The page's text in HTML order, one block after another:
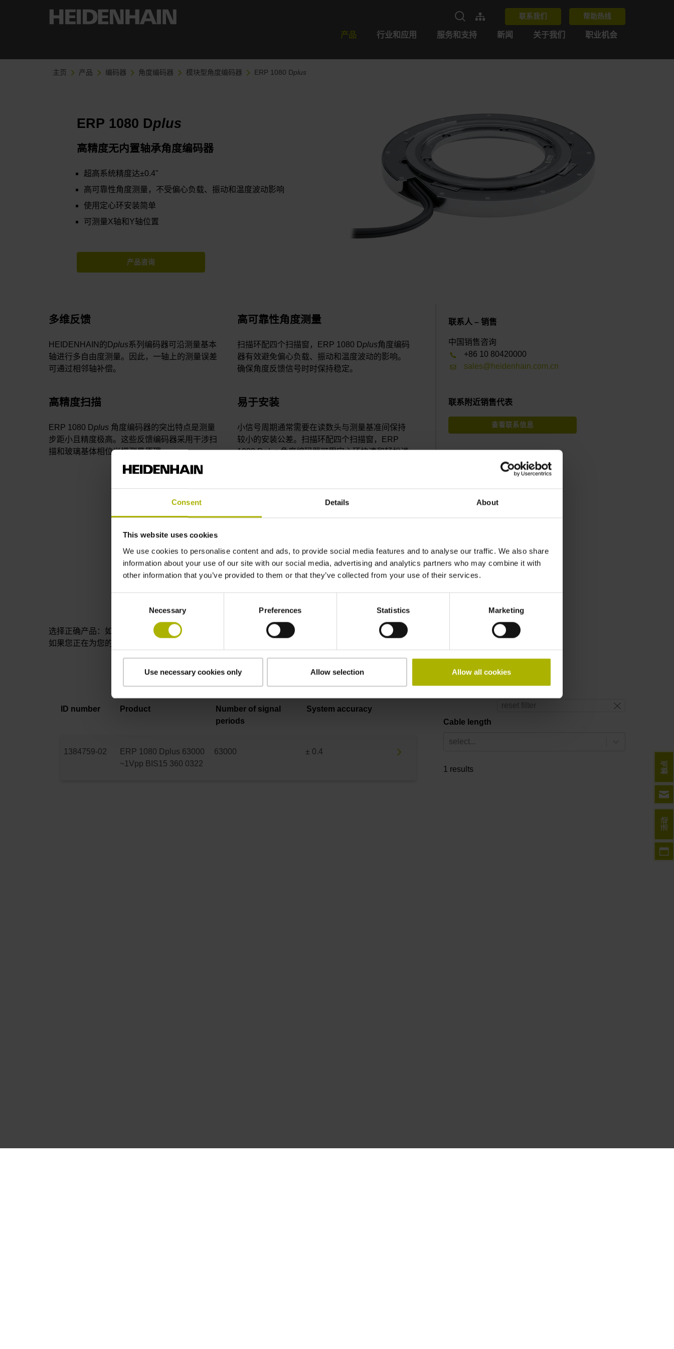
Consent Details About
This website uses cookies
We use cookies to personalise content and ads, to provide social media features and to analyse our traffic. We also share
information about your use of our site with our social media, advertising and analytics partners who may combine it with
other information that you’ve provided to them or that they’ve collected from your use of their services.
Necessary Preferences Statistics Marketing
Use necessary cookies only Allow selection Allow all cookies
联系我们 帮助热线
产品 行业和应用 服务和支持 新闻 关于我们 职业机会
主页 产品 编码器 角度编码器 模块型角度编码器 ERP 1080 Dplus
ERP 1080 Dplus
高精度无内置轴承角度编码器
超高系统精度达±0.4"
高可靠性角度测量，不受偏心负载、振动和温度波动影响
使用定心环安装简单
可测量X轴和Y轴位置
产品咨询
多维反馈
HEIDENHAIN的Dplus系列编码器可沿测量基本
轴进行多自由度测量。因此，一轴上的测量误差
可通过相邻轴补偿。
高可靠性角度测量
扫描环配四个扫描窗，ERP 1080 Dplus角度编码
器有效避免偏心负载、振动和温度波动的影响。
确保角度反馈信号时时保持稳定。
高精度扫描
ERP 1080 Dplus 角度编码器的突出特点是测量
步距小且精度极高。这些反馈编码器采用干涉扫
描和玻璃基体相位光栅测量原理。
易于安装
小信号周期通常需要在读数头与测量基准间保持
较小的安装公差。扫描环配四个扫描窗，ERP
1080 Dplus角度编码器可用定心环快速和轻松进
联系人 – 销售
中国销售咨询
+86 10 80420000
sales@heidenhain.com.cn
联系附近销售代表
查看联系信息
样本：电缆和接头
样本：接口
产品版本
选择正确产品：如需更多信息，请用电话、电子邮件联系我们销售部或填写我们的
。
如果您正在为您的行业寻找其他解决方案，我们的
reset filter
Cable length
select...
1 results
ID number Product
Number of signal
periods
System accuracy
1384759-02
ERP 1080 Dplus 63000
~1Vpp BIS15 360 0322
63000 ± 0.4
活动
触点